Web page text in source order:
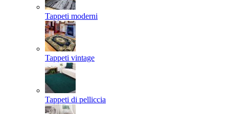
Tappeti moderni
Tappeti vintage
Tappeti di pelliccia